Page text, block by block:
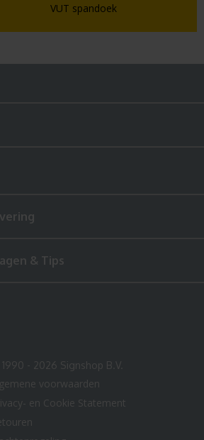
VUT spandoek
& Tips
- 2026 Signshop B.V.
voorwaarden
en Cookie Statement